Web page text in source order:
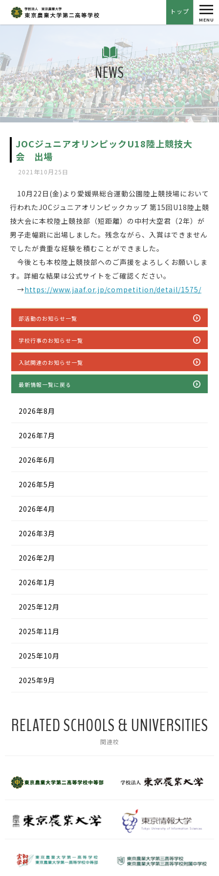
トップ
MENU
NEWS
JOCジュニアオリンピックU18陸上競技大
会 出場
2021年10月25日
10月22日(金)より愛媛県総合運動公園陸上競技場において
行われたJOCジュニアオリンピックカップ 第15回U18陸上競
技大会に本校陸上競技部（短距離）の中村大空君（2年）が
男子走幅跳に出場しました。残念ながら、入賞はできません
でしたが貴重な経験を積むことができました。
今後とも本校陸上競技部へのご声援をよろしくお願いしま
す。詳細な結果は公式サイトをご確認ください。
→https://www.jaaf.or.jp/competition/detail/1575/
部活動のお知らせ一覧
学校行事のお知らせ一覧
入試関連のお知らせ一覧
最新情報一覧に戻る
2026年8月
2026年7月
2026年6月
2026年5月
2026年4月
2026年3月
2026年2月
2026年1月
2025年12月
2025年11月
2025年10月
2025年9月
RELATED SCHOOLS & UNIVERSITIES
関連校